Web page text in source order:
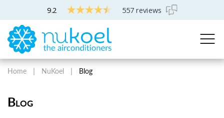
9.2 557 reviews
Home NuKoel Blog
Blog